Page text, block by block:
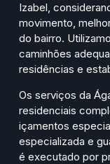
Izabel,
movimento,
do bairro.
caminhões
residências e
Os serviços da
residenciais
içamentos
especializada e
é executado por